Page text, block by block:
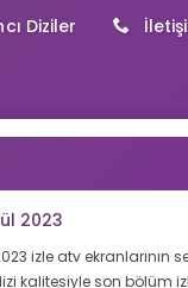
Diziler
2023
izle atv ekranlarının
kalitesiyle son bölüm